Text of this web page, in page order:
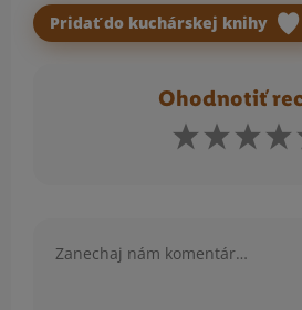
Pridať do kuchárskej knihy
Ohodnotiť